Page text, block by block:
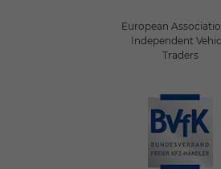
European
Independent
Traders